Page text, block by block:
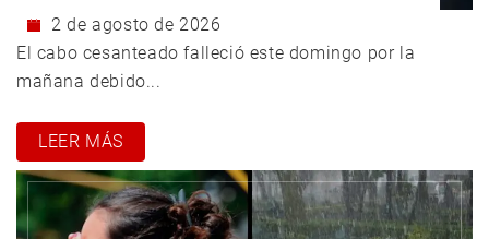
2 de agosto de 2026
El cabo cesanteado falleció este domingo por la
mañana debido...
LEER MÁS